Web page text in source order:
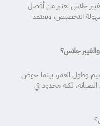
جلاس تعتبر من أفضل
التخصيص، ويعتمد
جلاس؟
وطول العمر، بينما حوض
لكنه محدود في